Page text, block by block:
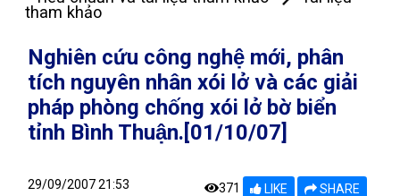
tham khảo
Nghiên cứu công nghệ mới, phân
tích nguyên nhân xói lở và các giải
pháp phòng chống xói lở bờ biển
tỉnh Bình Thuận.[01/10/07]
29/09/2007 21:53 371 LIKE SHARE